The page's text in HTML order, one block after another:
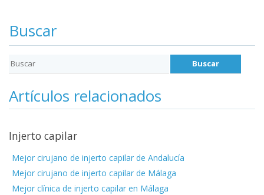
Buscar
Artículos relacionados
Injerto capilar
Mejor cirujano de injerto capilar de Andalucía
Mejor cirujano de injerto capilar de Málaga
Mejor clínica de injerto capilar en Málaga